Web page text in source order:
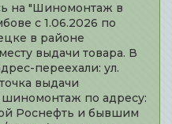
на "Шиномонтаж в
с 1.06.2026 по
в районе
выдачи товара. В
переехали: ул.
выдачи
по адресу:
Роснефть и бывшим